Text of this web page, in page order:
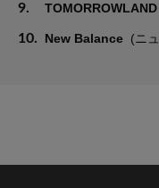
9. TOMORROWLAND
10. New Balance (ニ